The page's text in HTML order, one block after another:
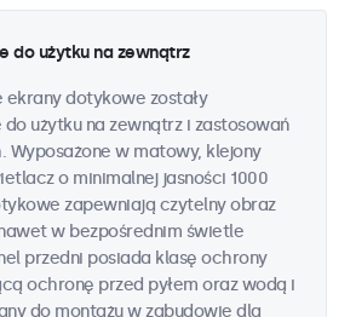
do użytku na zewnątrz
ekrany dotykowe zostały
użytku na zewnątrz i zastosowań
Wyposażone w matowy, klejony
o minimalnej jasności 1000
zapewniają czytelny obraz
w bezpośrednim świetle
przedni posiada klasę ochrony
ochronę przed pyłem oraz wodą i
do montażu w zabudowie dla